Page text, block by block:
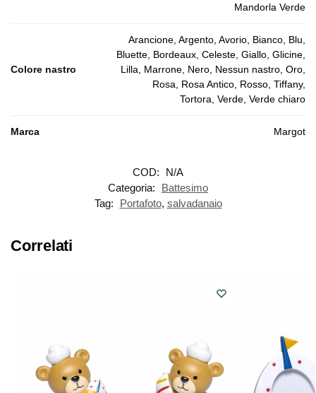
Mandorla Verde
Colore nastro
Arancione, Argento, Avorio, Bianco, Blu,
Bluette, Bordeaux, Celeste, Giallo, Glicine,
Lilla, Marrone, Nero, Nessun nastro, Oro,
Rosa, Rosa Antico, Rosso, Tiffany,
Tortora, Verde, Verde chiaro
Marca Margot
COD:
N/A
Categoria:
Battesimo
Tag:
Portafoto, salvadanaio
Correlati